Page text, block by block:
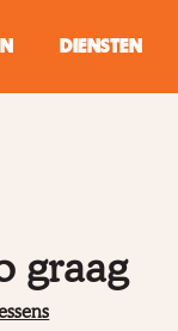
DIENSTEN
graag